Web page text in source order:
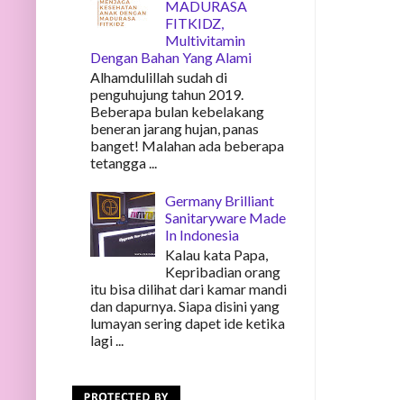
MADURASA
FITKIDZ,
Multivitamin
Dengan Bahan Yang Alami
Alhamdulillah sudah di
penguhujung tahun 2019.
Beberapa bulan kebelakang
beneran jarang hujan, panas
banget! Malahan ada beberapa
tetangga ...
Germany Brilliant
Sanitaryware Made
In Indonesia
Kalau kata Papa,
Kepribadian orang
itu bisa dilihat dari kamar mandi
dan dapurnya. Siapa disini yang
lumayan sering dapet ide ketika
lagi ...